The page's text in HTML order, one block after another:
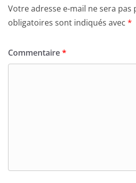
Votre adresse e-mail ne sera pas
obligatoires sont indiqués avec *
Commentaire*